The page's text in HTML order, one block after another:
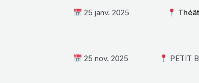
25 janv. 2025
25 nov. 2025 PETIT